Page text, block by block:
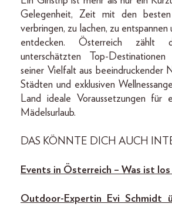
Gelegenheit, Zeit mit den besten
verbringen, zu lachen, zu
entdecken. Österreich
unterschätzten Top-
seiner Vielfalt aus beeindruckender
Städten und exklusiven
Land ideale Voraussetzungen für
Mädelsurlaub.
DAS KÖNNTE DICH AUCH
Events in Österreich – Was ist
Outdoor-Expertin Evi Schmidt